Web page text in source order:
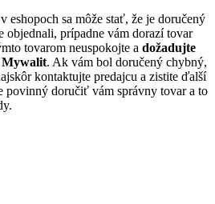
eshopoch sa môže stať, že je doručený
objednali, prípadne vám dorazí tovar
tovarom neuspokojte a dožadujte
Mywalit. Ak vám bol doručený chybný,
kontaktujte predajcu a zistite ďalší
povinný doručiť vám správny tovar a to